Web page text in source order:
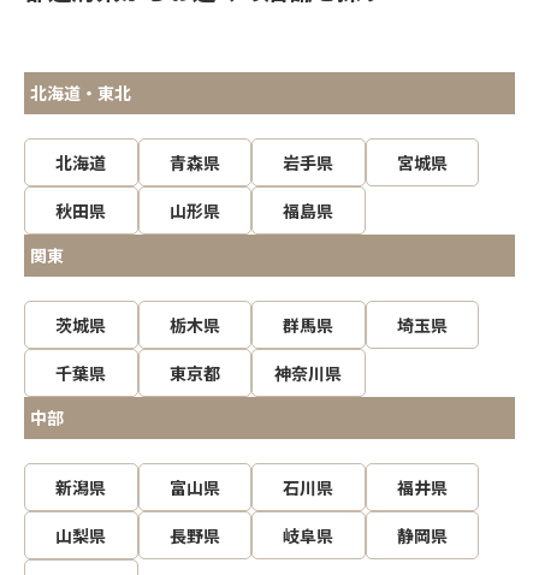
北海道・東北
北海道 青森県 岩手県
宮城県
秋田県
山形県
福島県
関東
茨城県 栃木県 群馬県
埼玉県
千葉県
東京都
神奈川県
中部
新潟県 富山県 石川県
福井県
山梨県
長野県 岐阜県
静岡県